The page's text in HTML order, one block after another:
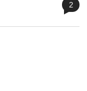
2